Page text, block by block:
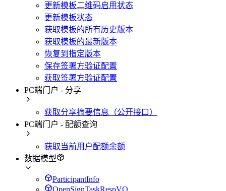
更新模板二维码启用状态
更新模板状态
获取模板的所有历史版本
获取模板的最新版本
恢复到指定版本
保存签署方验证配置
获取签署方验证配置
PC端门户 - 分享
获取分享摘要信息（公开接口）
PC端门户 - 配额查询
获取当前用户配额余额
数据模型
ParticipantInfo
OpenSignTaskRespVO